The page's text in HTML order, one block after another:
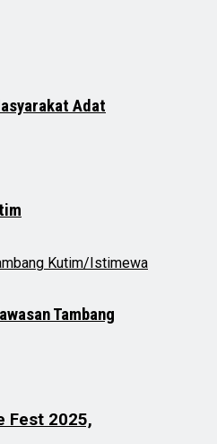
Adat
Tambang
Fest 2025,